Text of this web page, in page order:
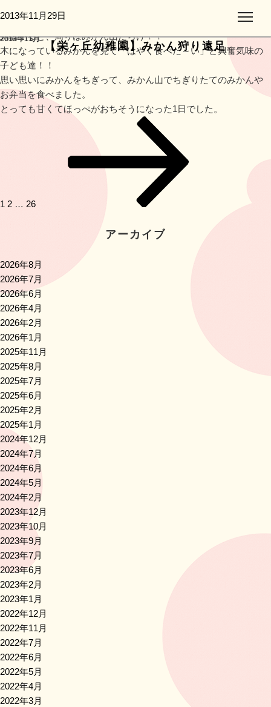
月:
2013年11月
投
日:
2013年11月29日
【栄ヶ丘幼稚園】みかん狩り遠足
りました。
到着すると、周りはみかん山だらけ！！
木になっているみかんを見て「はやく食べた～い」と興奮気味の
子ども達！！
思い思いにみかんをちぎって、みかん山でちぎりたてのみかんや
お弁当を食べました。
とっても甘くてほっぺがおちそうになった1日でした。
シ
1 2 … 26
アーカイブ
2026年8月
2026年7月
2026年6月
2026年4月
2026年2月
2026年1月
2025年11月
2025年8月
2025年7月
2025年6月
2025年2月
2025年1月
2024年12月
2024年7月
2024年6月
2024年5月
2024年2月
2023年12月
2023年10月
2023年9月
2023年7月
2023年6月
2023年2月
2023年1月
2022年12月
2022年11月
2022年7月
2022年6月
2022年5月
2022年4月
2022年3月